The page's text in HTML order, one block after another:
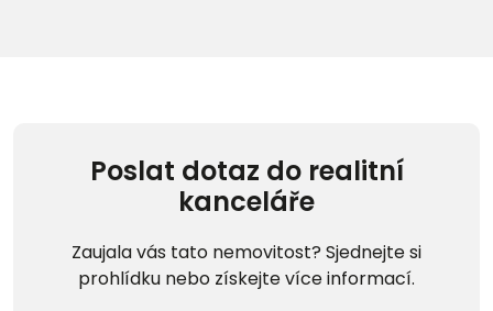
Poslat dotaz do realitní
kanceláře
Zaujala vás tato nemovitost? Sjednejte si
prohlídku nebo získejte více informací.